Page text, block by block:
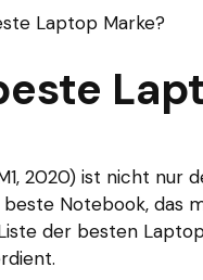
Laptop Marke?
2020) ist nicht nur
Notebook, das
der besten